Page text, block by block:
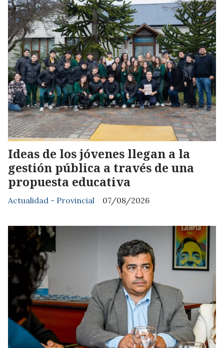
Ideas de los jóvenes llegan a la
gestión pública a través de una
propuesta educativa
Actualidad - Provincial 07/08/2026